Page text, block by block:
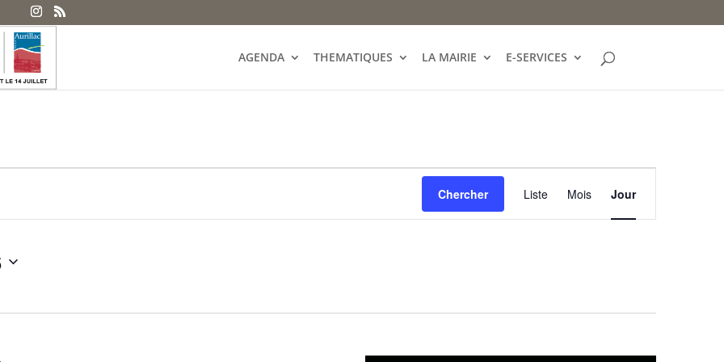
AGENDA THEMATIQUES LA MAIRIE E-SERVICES
Chercher
Navigation
de
vues
Liste Mois Jour